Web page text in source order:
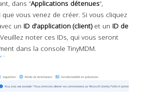
dans “Applications détenues“,
que vous venez de créer. Si vous cliquez
un ID d’application (client)et un ID de
noter ces IDs, qui vous seront
dans la console TinyMDM.